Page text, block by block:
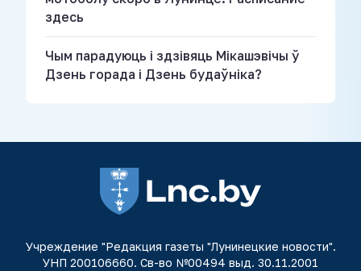
здесь
Чым парадуюць і здзівяць Мікашэвічы ў
Дзень горада і Дзень будаўніка?
Учреждение "Редакция газеты "Лунинецкие новости".
УНП 200106660. Св-во №00494 выд. 30.11.2001